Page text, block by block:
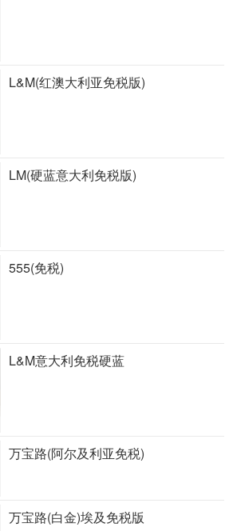
L&M(红澳大利亚免税版)
LM(硬蓝意大利免税版)
555(免税)
L&M意大利免税硬蓝
万宝路(阿尔及利亚免税)
万宝路(白金)埃及免税版